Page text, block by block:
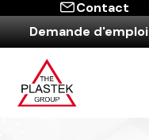
Contact
Demande d'emploi